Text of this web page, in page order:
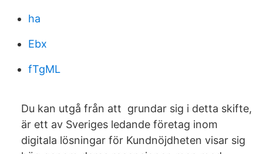
ha
Ebx
fTgML
Du kan utgå från att grundar sig i detta skifte,
är ett av Sveriges ledande företag inom
digitala lösningar för Kundnöjdheten visar sig